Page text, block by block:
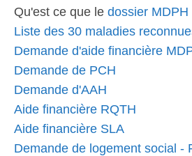
Qu'est ce que le dossier MDPH
Liste des 30 maladies
Demande d'aide financière
Demande de PCH
Demande d'AAH
Aide financière RQTH
Aide financière SLA
Demande de logement social -